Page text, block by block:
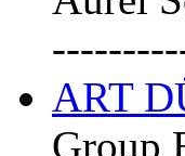
ART
Group